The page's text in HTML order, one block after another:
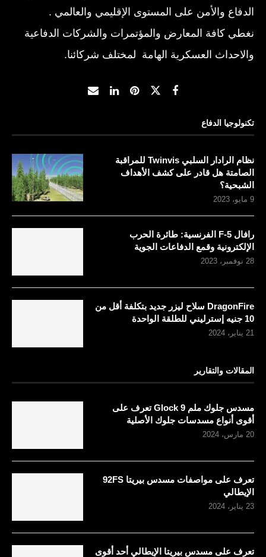
الدفاع والأمن على المستوى الإقليمي والعالمي .
نغطي كافة المعارض والمؤتمرات والشركات الدفاعية
والاحداث العسكرية الهامة لمختلف شركائنا.
تكنولوجيا الدفاع
نظام الرادار السلبي Twinvis للمراقبة
الصامتة هل قادر على كشف الأهداف
الشبحية؟
9 مايو، 2023
رافال F-5 الفرنسية: طائرة الحرب
الإلكترونية وقمع الدفاعات الجوية
28 نوفمبر، 2023
DragonFire سلاح ليزر جديد بتكلفة أقل من
10 جنيه إسترليني للطلقة الواحدة
21 يناير، 2024
المقالات والتقارير
مسدس جلوك ملم 9 Glock تعرف على
أقوى أنواع مسدسات جلوك الأصلية
20 مارس، 2024
تعرف على مواصفات مسدس بيريتا 92FS
الإيطالي
23 يناير، 2024
تعرف على مسدس بيريتا الإيطالي أحد أقوى